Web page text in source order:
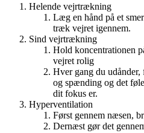
Helende vejrtrækning
Læg en hånd på et
træk vejret igennem.
Sind vejrtrækning
Hold koncentrationen
vejret rolig
Hver gang du
og spænding og det
dit fokus er.
Hyperventilation
Først gennem næsen,
Dernæst gør det